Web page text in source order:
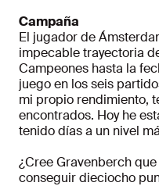
Campaña
El jugador de
impecable trayectoria
Campeones hasta la
juego en los seis
mi propio rendimiento,
encontrados. Hoy he
tenido días a un nivel
¿Cree Gravenberch
conseguir dieciocho